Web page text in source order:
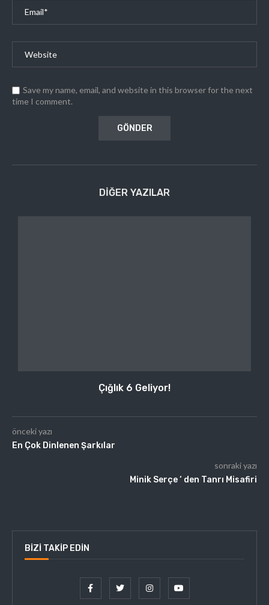
Save my name, email, and website in this browser for the next
time I comment.
DIĞER YAZILAR
Çığlık 6 Geliyor!
önceki yazı
En Çok Dinlenen Şarkılar
sonraki yazı
Minik Serçe ‘ den Tanrı Misafiri
BIZI TAKIP EDIN